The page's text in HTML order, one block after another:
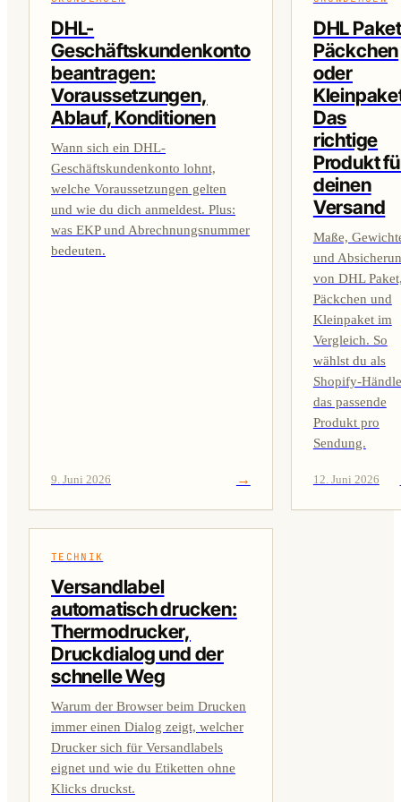
DHL-
Geschäftskundenkonto
beantragen:
Voraussetzungen,
Ablauf, Konditionen
Wann sich ein DHL-
Geschäftskundenkonto lohnt,
welche Voraussetzungen gelten
und wie du dich anmeldest. Plus:
was EKP und Abrechnungsnummer
bedeuten.
9. Juni 2026 →
DHL
Päckchen
oder
Das
richtige
Produkt
deinen
Versand
Maße,
und
von DHL
Päckchen und
Kleinpaket im
Vergleich. So
wählst du als
Shopify-
das passende
Produkt pro
Sendung.
12. Juni 2026
TECHNIK
Versandlabel
automatisch drucken:
Thermodrucker,
Druckdialog und der
schnelle Weg
Warum der Browser beim Drucken
immer einen Dialog zeigt, welcher
Drucker sich für Versandlabels
eignet und wie du Etiketten ohne
Klicks druckst.